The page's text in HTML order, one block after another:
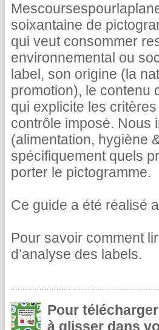
soixantaine de
qui veut consommer
environnemental ou
label, son origine (la
promotion), le contenu
qui explicite les
contrôle imposé. Nous
(alimentation, hygiène
spécifiquement quels
porter le pictogramme.
Ce guide a été réalisé
Pour savoir comment
d’analyse des labels.
Pour
à glisser dans